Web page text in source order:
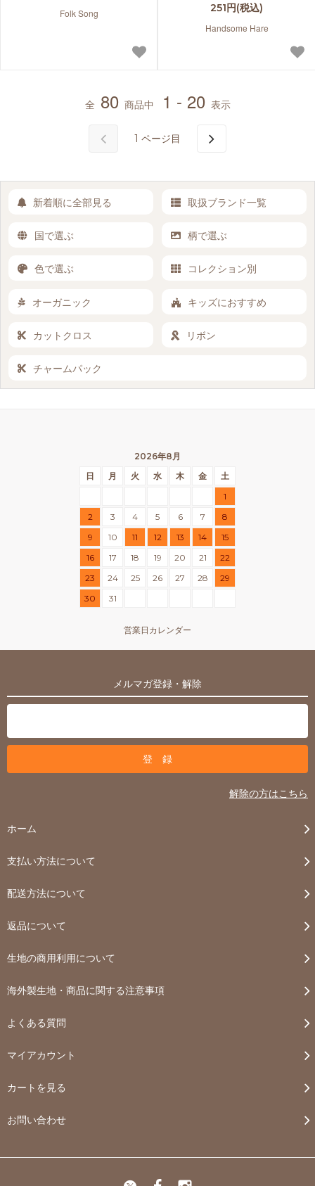
Folk Song 251円(税込)
Handsome Hare
全 80 商品中 1 - 20 表示
1 ページ目
新着順に全部見る 取扱ブランド一覧
国で選ぶ 柄で選ぶ
色で選ぶ コレクション別
オーガニック キッズにおすすめ
カットクロス リボン
チャームパック
2026年8月
日
月 火 水 木 金
土
1
2
3 4 5 6 7
8
9
10 11 12 13 14
15
16
17 18 19 20 21
22
23
24 25 26 27 28
29
30
31
営業日カレンダー
メルマガ登録・解除
解除の方はこちら
ホーム
支払い方法について
配送方法について
返品について
生地の商用利用について
海外製生地・商品に関する注意事項
よくある質問
マイアカウント
カートを見る
お問い合わせ